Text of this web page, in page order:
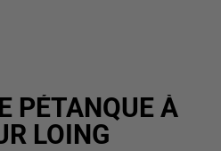
PÉTANQUE À
LOING